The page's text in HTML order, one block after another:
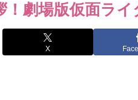
！劇場版仮面ラ
X